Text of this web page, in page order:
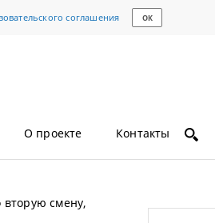
соглашения ОК
О проекте Контакты
вторую смену,